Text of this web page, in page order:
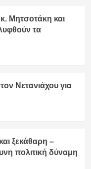
Μητσοτάκη και
τα
Νετανιάχου για
ξεκάθαρη –
πολιτική δύναμη